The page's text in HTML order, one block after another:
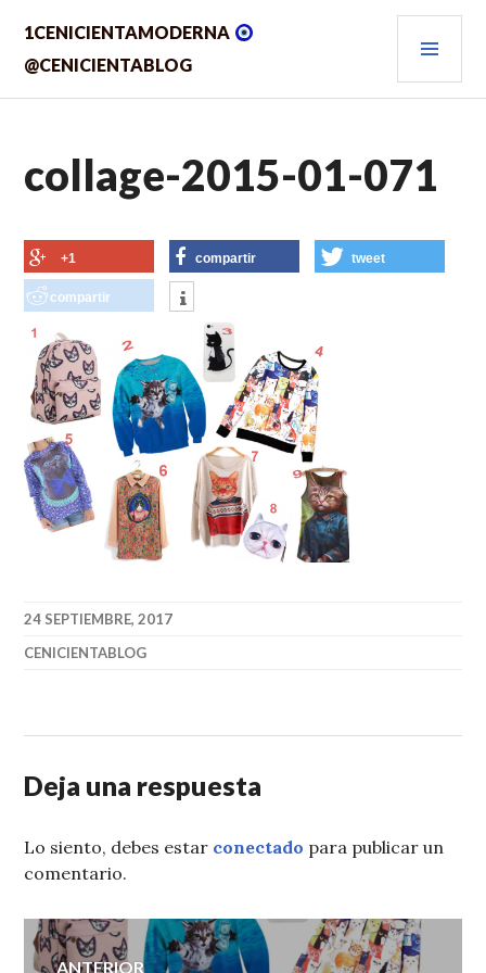
contenido.
1CENICIENTAMODERNA
@CENICIENTABLOG
collage-2015-01-071
+1 compartir tweet
compartir
24 SEPTIEMBRE, 2017
CENICIENTABLOG
Deja una respuesta
Lo siento, debes estar conectado para publicar un
comentario.
Navegación
ANTERIOR